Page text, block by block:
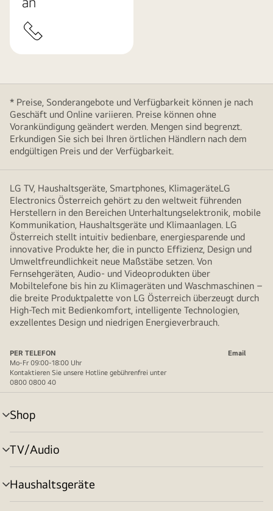
* Preise, Sonderangebote und Verfügbarkeit können je nach
Geschäft und Online variieren. Preise können ohne
Vorankündigung geändert werden. Mengen sind begrenzt.
Erkundigen Sie sich bei Ihren örtlichen Händlern nach dem
endgültigen Preis und der Verfügbarkeit.
LG TV, Haushaltsgeräte, Smartphones, KlimageräteLG
Electronics Österreich gehört zu den weltweit führenden
Herstellern in den Bereichen Unterhaltungselektronik, mobile
Kommunikation, Haushaltsgeräte und Klimaanlagen. LG
Österreich stellt intuitiv bedienbare, energiesparende und
innovative Produkte her, die in puncto Effizienz, Design und
Umweltfreundlichkeit neue Maßstäbe setzen. Von
Fernsehgeräten, Audio- und Videoprodukten über
Mobiltelefone bis hin zu Klimageräten und Waschmaschinen –
die breite Produktpalette von LG Österreich überzeugt durch
High-Tech mit Bedienkomfort, intelligente Technologien,
exzellentes Design und niedrigen Energieverbrauch.
PER TELEFON
Email
Mo-Fr 09:00-18:00 Uhr
Kontaktieren Sie unsere Hotline gebührenfrei unter
0800 0800 40
Shop
Menü
umschalten
TV/Audio
Menü
umschalten
Haushaltsgeräte
Menü
umschalten